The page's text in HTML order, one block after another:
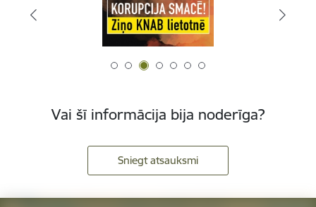
Vai šī informācija bija noderīga?
Sniegt atsauksmi